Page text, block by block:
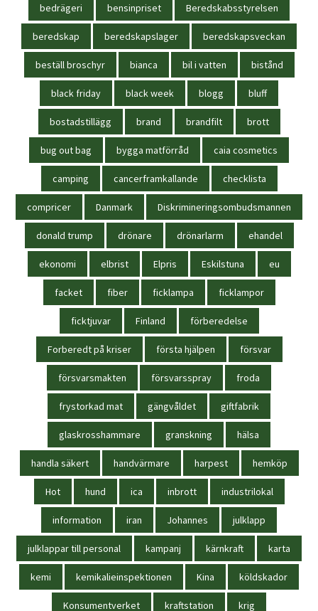
bedrägeri bensinpriset Beredskabsstyrelsen
beredskap beredskapslager beredskapsveckan
beställ broschyr bianca bil i vatten bistånd
black friday black week blogg bluff
bostadstillägg brand brandfilt brott
bug out bag bygga matförråd caia cosmetics
camping cancerframkallande checklista
compricer Danmark Diskrimineringsombudsmannen
donald trump drönare drönarlarm ehandel
ekonomi elbrist Elpris Eskilstuna eu
facket fiber ficklampa ficklampor
ficktjuvar Finland förberedelse
Forberedt på kriser första hjälpen försvar
försvarsmakten försvarsspray froda
frystorkad mat gängvåldet giftfabrik
glaskrosshammare granskning hälsa
handla säkert handvärmare harpest hemköp
Hot hund ica inbrott industrilokal
information iran Johannes julklapp
julklappar till personal kampanj kärnkraft karta
kemi kemikalieinspektionen Kina köldskador
Konsumentverket kraftstation krig